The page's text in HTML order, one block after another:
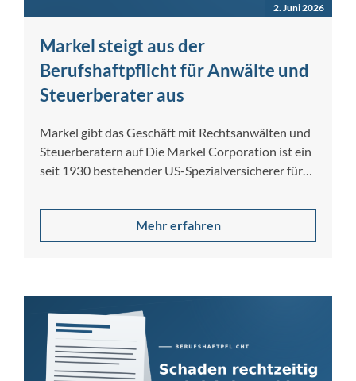
2. Juni 2026
Markel steigt aus der
Berufshaftpflicht für Anwälte und
Steuerberater aus
Markel gibt das Geschäft mit Rechtsanwälten und
Steuerberatern auf Die Markel Corporation ist ein
seit 1930 bestehender US-Spezialversicherer für
Mehr erfahren